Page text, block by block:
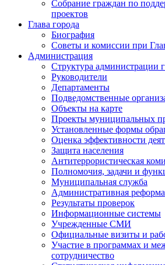
Собрание граждан по
проектов
Глава города
Биография
Советы и комиссии при
Администрация
Структура администрации
Руководители
Департаменты
Подведомственные
Объекты на карте
Проекты муниципальных
Установленные формы
Оценка эффективности
Защита населения
Антитеррористическая
Полномочия, задачи и
Муниципальная служба
Административная реформа
Результаты проверок
Информационные системы
Учрежденные СМИ
Официальные визиты и
Участие в программах и
сотрудничество